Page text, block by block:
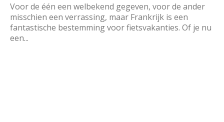
Voor de één een welbekend gegeven, voor de ander
misschien een verrassing, maar Frankrijk is een
fantastische bestemming voor fietsvakanties. Of je nu
een...